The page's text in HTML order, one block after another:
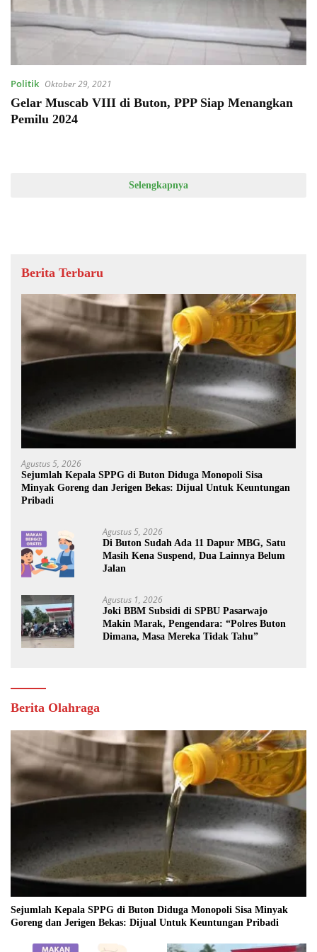
Politik Oktober 29, 2021
Gelar Muscab VIII di Buton, PPP Siap Menangkan
Pemilu 2024
Selengkapnya
Berita Terbaru
Agustus 5, 2026
Sejumlah Kepala SPPG di Buton Diduga Monopoli Sisa
Minyak Goreng dan Jerigen Bekas: Dijual Untuk Keuntungan
Pribadi
Agustus 5, 2026
Di Buton Sudah Ada 11 Dapur MBG, Satu
Masih Kena Suspend, Dua Lainnya Belum
Jalan
Agustus 1, 2026
Joki BBM Subsidi di SPBU Pasarwajo
Makin Marak, Pengendara: “Polres Buton
Dimana, Masa Mereka Tidak Tahu”
Berita Olahraga
Sejumlah Kepala SPPG di Buton Diduga Monopoli Sisa Minyak
Goreng dan Jerigen Bekas: Dijual Untuk Keuntungan Pribadi